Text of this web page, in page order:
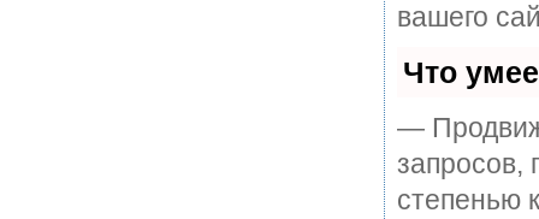
вашего
Что
—
запросов,
степенью